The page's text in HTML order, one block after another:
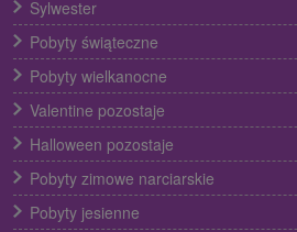
Sylwester
Pobyty świąteczne
Pobyty wielkanocne
Valentine pozostaje
Halloween pozostaje
Pobyty zimowe narciarskie
Pobyty jesienne